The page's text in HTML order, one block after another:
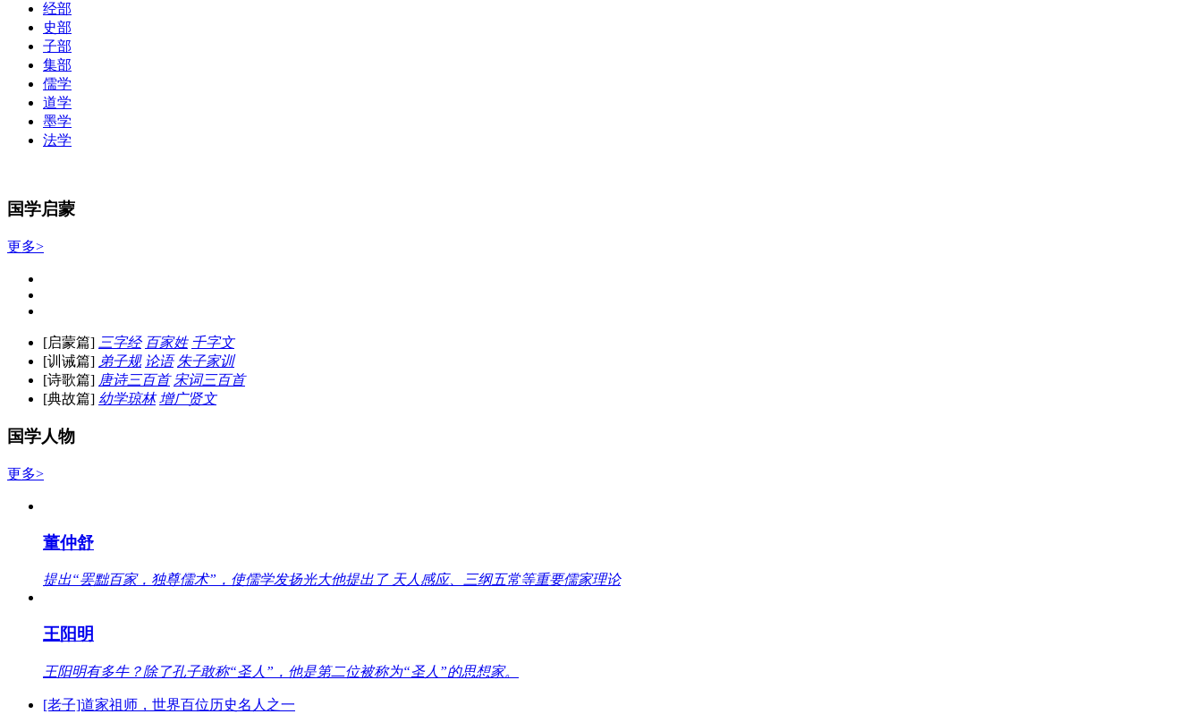
经部
史部
子部
集部
儒学
道学
墨学
法学
国学启蒙
更多>
[启蒙篇] 三字经 百家姓 千字文
[训诫篇] 弟子规 论语 朱子家训
[诗歌篇] 唐诗三百首 宋词三百首
[典故篇] 幼学琼林 增广贤文
国学人物
更多>
董仲舒
提出“罢黜百家，独尊儒术”，使儒学发扬光大他提出了 天人感应、三纲五常等重要儒家理论
王阳明
王阳明有多牛？除了孔子敢称“圣人”，他是第二位被称为“圣人”的思想家。
[老子]道家祖师，世界百位历史名人之一